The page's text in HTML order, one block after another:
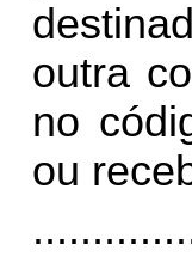
outra
no
ou